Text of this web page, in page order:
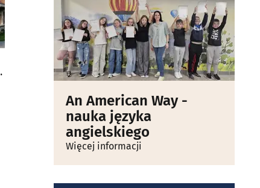
An American Way -
nauka języka
angielskiego
Więcej informacji